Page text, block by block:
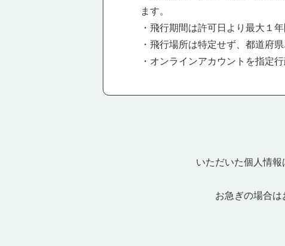
ます。
・飛行期間は許可日より最大１
・飛行場所は特定せず、都道府
・オンラインアカウントを指定
いただいた個人情
お急ぎの場合は